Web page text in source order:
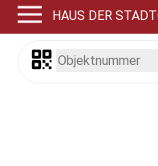
HAUS DER